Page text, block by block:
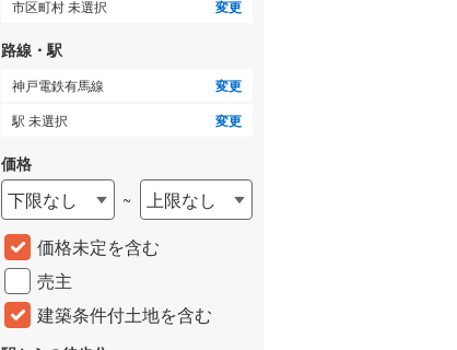
市区町村 未選択 変更
路線・駅
神戸電鉄有馬線 変更
駅 未選択 変更
価格
下限なし ~
上限なし
価格未定を含む
売主
建築条件付土地を含む